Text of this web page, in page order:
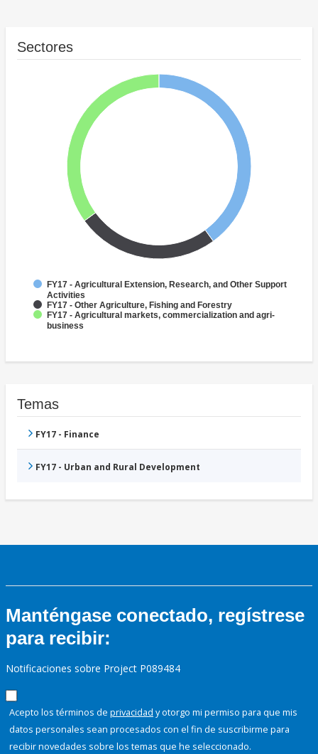
Sectores
FY17 - Agricultural Extension, Research, and Other Support
Activities
FY17 - Other Agriculture, Fishing and Forestry
FY17 - Agricultural markets, commercialization and agri-
business
Temas
FY17 - Finance
FY17 - Urban and Rural Development
Manténgase conectado, regístrese
para recibir:
Notificaciones sobre Project P089484
Acepto los términos de privacidad y otorgo mi permiso para que mis
datos personales sean procesados con el fin de suscribirme para
recibir novedades sobre los temas que he seleccionado.